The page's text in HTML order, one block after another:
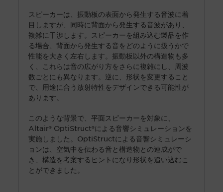
スピーカーは、振動板の表面から発生する音波に着
目しますが、同時に背面から発生する音波があり、
複雑に干渉します。スピーカーを組み込む製品を作
る場合、背面から発生する音をどのように扱うかで
性能を大きく左右します。振動板以外の構造物も多
く、これらは音の広がり方をさらに複雑にし、周波
数ごとにも異なります。逆に、形状を変更すること
で、用途に合う放射特性をデザインできる可能性が
あります。
このような背景で、平面スピーカーを対象に、
Altair® OptiStruct®による音響シミュレーションを
実施しました。 OptiStructによる音響シミュレーシ
ョンは、空気中を伝わる音と構造物との連成がで
き、構造を考案するヒントになり形状を追い込むこ
とができました。